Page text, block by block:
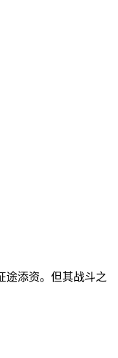
途添资。但其战斗之